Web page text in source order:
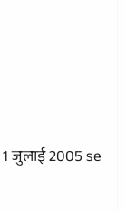
1 जुलाई 2005 se